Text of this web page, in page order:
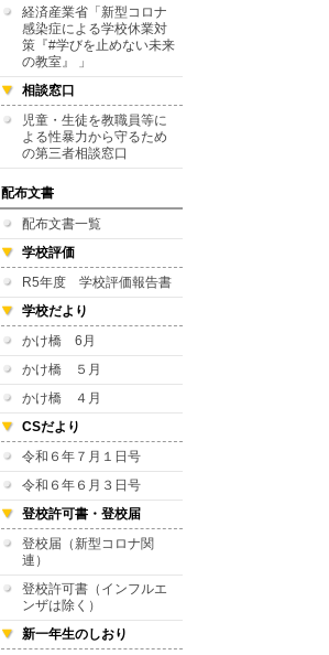
経済産業省「新型コロナ
感染症による学校休業対
策『#学びを止めない未来
の教室』 」
相談窓口
児童・生徒を教職員等に
よる性暴力から守るため
の第三者相談窓口
配布文書
配布文書一覧
学校評価
R5年度 学校評価報告書
学校だより
かけ橋 6月
かけ橋 ５月
かけ橋 ４月
CSだより
令和６年７月１日号
令和６年６月３日号
登校許可書・登校届
登校届（新型コロナ関
連）
登校許可書（インフルエ
ンザは除く）
新一年生のしおり